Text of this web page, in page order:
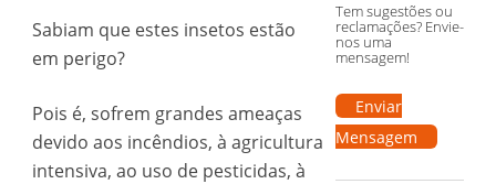
Sabiam que estes insetos estão
em perigo?
Pois é, sofrem grandes ameaças
devido aos incêndios, à agricultura
intensiva, ao uso de pesticidas, à
Tem sugestões ou
reclamações? Envie-
nos uma
mensagem!
Enviar
Mensagem